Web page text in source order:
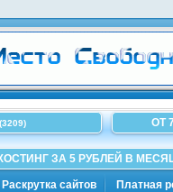
(3209) ОТ
ЗА 5 РУБЛЕЙ В
Раскрутка сайтов Платная